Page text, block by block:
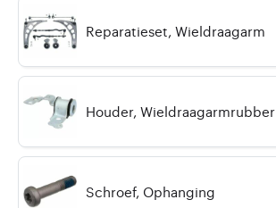
Reparatieset, Wieldraagarm
Houder, Wieldraagarmrubber
Schroef, Ophanging